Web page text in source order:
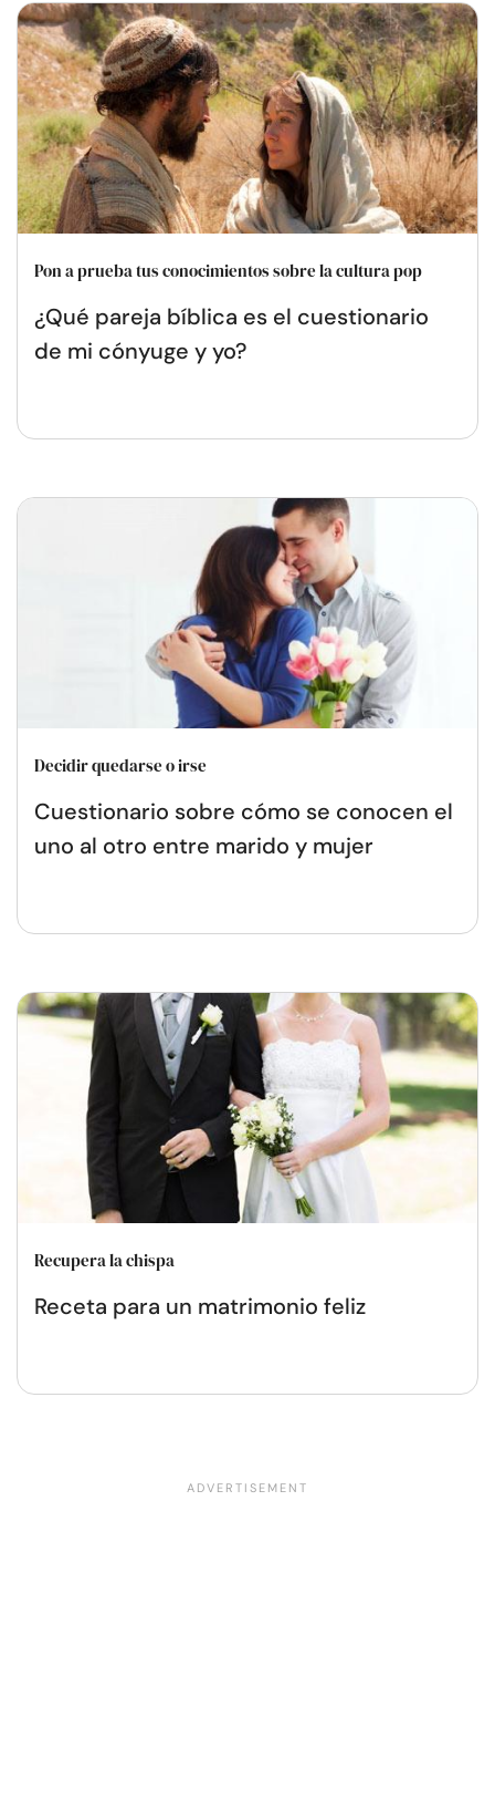
Pon a prueba tus conocimientos sobre la cultura pop
¿Qué pareja bíblica es el cuestionario
de mi cónyuge y yo?
Decidir quedarse o irse
Cuestionario sobre cómo se conocen el
uno al otro entre marido y mujer
Recupera la chispa
Receta para un matrimonio feliz